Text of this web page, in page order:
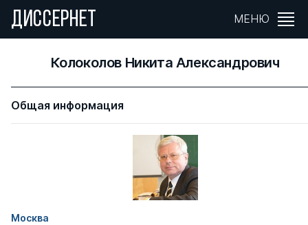
ДИССЕРНЕТ МЕНЮ
Колоколов Никита Александрович
Общая информация
Москва